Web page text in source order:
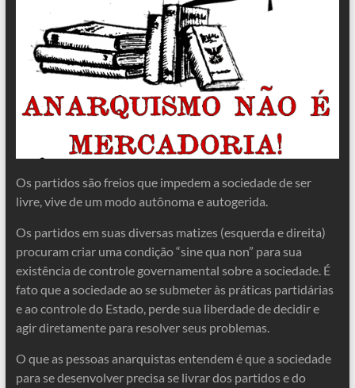
Os partidos são freios que impedem a sociedade de ser
livre, vive de um modo autônoma e autogerida.
Os partidos em suas diversas matizes (esquerda e direita)
procuram criar uma condição “sine qua non” para sua
existência de controle governamental sobre a sociedade. É
fato que a sociedade ao se submeter às práticas partidárias
e ao controle do Estado, perde sua liberdade de decidir e
agir diretamente para resolver seus problemas.
O que as pessoas anarquistas entendem é que a sociedade
para se desenvolver precisa se livrar dos partidos e do